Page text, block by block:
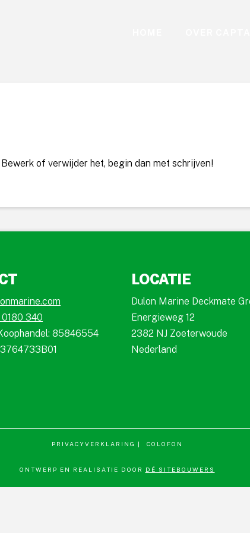
of verwijder het, begin dan met schrijven!
0180 340
85846554
LOCATIE
Dulon Marine Deckmate
Energieweg 12
2382 NJ Zoeterwoude
Nederland
PRIVACYVERKLARING | COLOFON
ONTWERP EN REALISATIE DOOR DÉ SITEBOUWERS